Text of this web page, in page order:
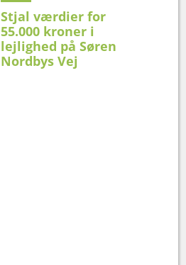
Stjal værdier for
55.000 kroner i
lejlighed på Søren
Nordbys Vej